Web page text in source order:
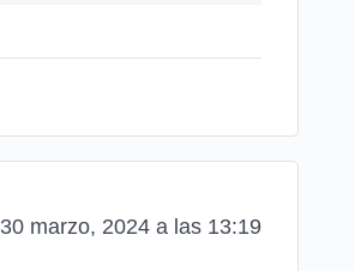
30 marzo, 2024 a las 13:19